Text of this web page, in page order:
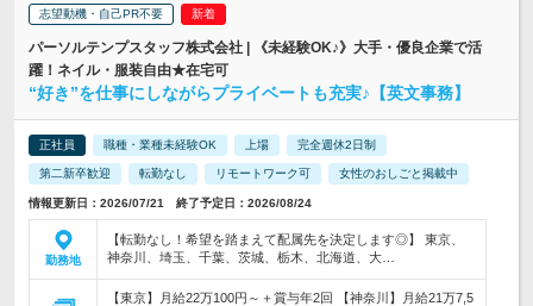
志望動機・自己PR不要
パーソルテンプスタッフ株式会社 | 《未経験OK♪》大手・優良企業で活
躍！ネイル・服装自由★在宅可
“好き”を仕事にしながらプライベートも充実♪【英文事務】
正社員 職種・業種未経験OK 上場 完全週休2日制
第二新卒歓迎 転勤なし リモートワーク可 女性のおしごと掲載中
情報更新日：2026/07/21 終了予定日：2026/08/24
勤務地
【転勤なし！希望を踏まえて配属先を決定します◎】 東京、
神奈川、埼玉、千葉、茨城、栃木、北海道、大…
【東京】月給22万100円～＋賞与年2回 【神奈川】月給21万7,5